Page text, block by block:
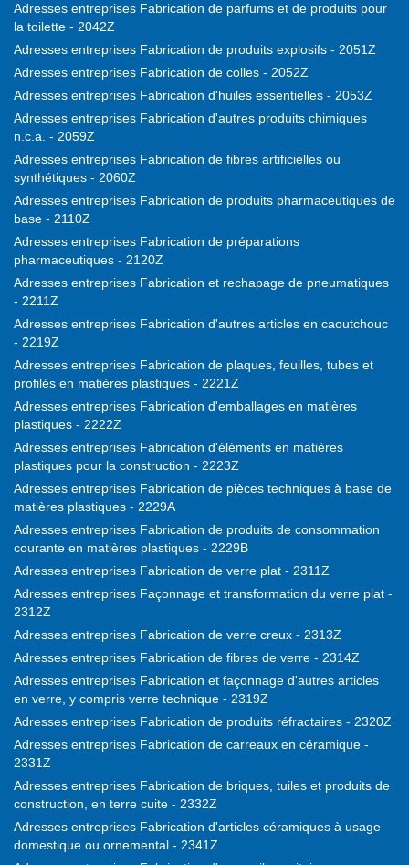
Adresses entreprises Fabrication de parfums et de produits pour
la toilette - 2042Z
Adresses entreprises Fabrication de produits explosifs - 2051Z
Adresses entreprises Fabrication de colles - 2052Z
Adresses entreprises Fabrication d'huiles essentielles - 2053Z
Adresses entreprises Fabrication d'autres produits chimiques
n.c.a. - 2059Z
Adresses entreprises Fabrication de fibres artificielles ou
synthétiques - 2060Z
Adresses entreprises Fabrication de produits pharmaceutiques de
base - 2110Z
Adresses entreprises Fabrication de préparations
pharmaceutiques - 2120Z
Adresses entreprises Fabrication et rechapage de pneumatiques
- 2211Z
Adresses entreprises Fabrication d'autres articles en caoutchouc
- 2219Z
Adresses entreprises Fabrication de plaques, feuilles, tubes et
profilés en matières plastiques - 2221Z
Adresses entreprises Fabrication d'emballages en matières
plastiques - 2222Z
Adresses entreprises Fabrication d'éléments en matières
plastiques pour la construction - 2223Z
Adresses entreprises Fabrication de pièces techniques à base de
matières plastiques - 2229A
Adresses entreprises Fabrication de produits de consommation
courante en matières plastiques - 2229B
Adresses entreprises Fabrication de verre plat - 2311Z
Adresses entreprises Façonnage et transformation du verre plat -
2312Z
Adresses entreprises Fabrication de verre creux - 2313Z
Adresses entreprises Fabrication de fibres de verre - 2314Z
Adresses entreprises Fabrication et façonnage d'autres articles
en verre, y compris verre technique - 2319Z
Adresses entreprises Fabrication de produits réfractaires - 2320Z
Adresses entreprises Fabrication de carreaux en céramique -
2331Z
Adresses entreprises Fabrication de briques, tuiles et produits de
construction, en terre cuite - 2332Z
Adresses entreprises Fabrication d'articles céramiques à usage
domestique ou ornemental - 2341Z